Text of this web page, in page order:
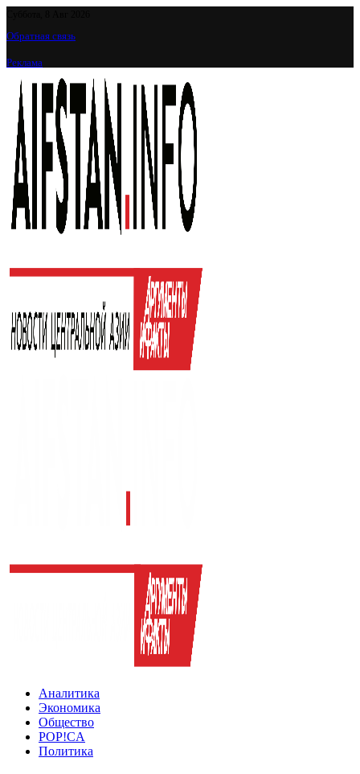
Обратная связь
Реклама
Аналитика
Экономика
Общество
POP!CA
Политика